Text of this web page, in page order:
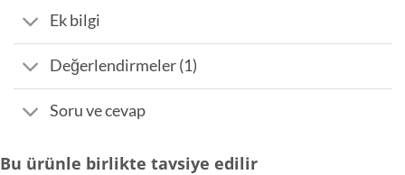
Ek bilgi
Değerlendirmeler (1)
Soru ve cevap
Bu ürünle birlikte tavsiye edilir